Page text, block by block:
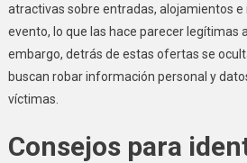
atractivas sobre entradas, alojamientos e
evento, lo que las hace parecer legítimas
embargo, detrás de estas ofertas se
buscan robar información personal y
víctimas.
Consejos para